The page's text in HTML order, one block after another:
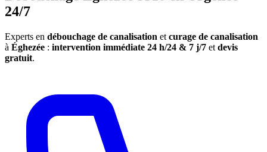
24/7
Experts en débouchage de canalisation et curage de canalisation
à Éghezée : intervention immédiate 24 h/24 & 7 j/7 et devis
gratuit.